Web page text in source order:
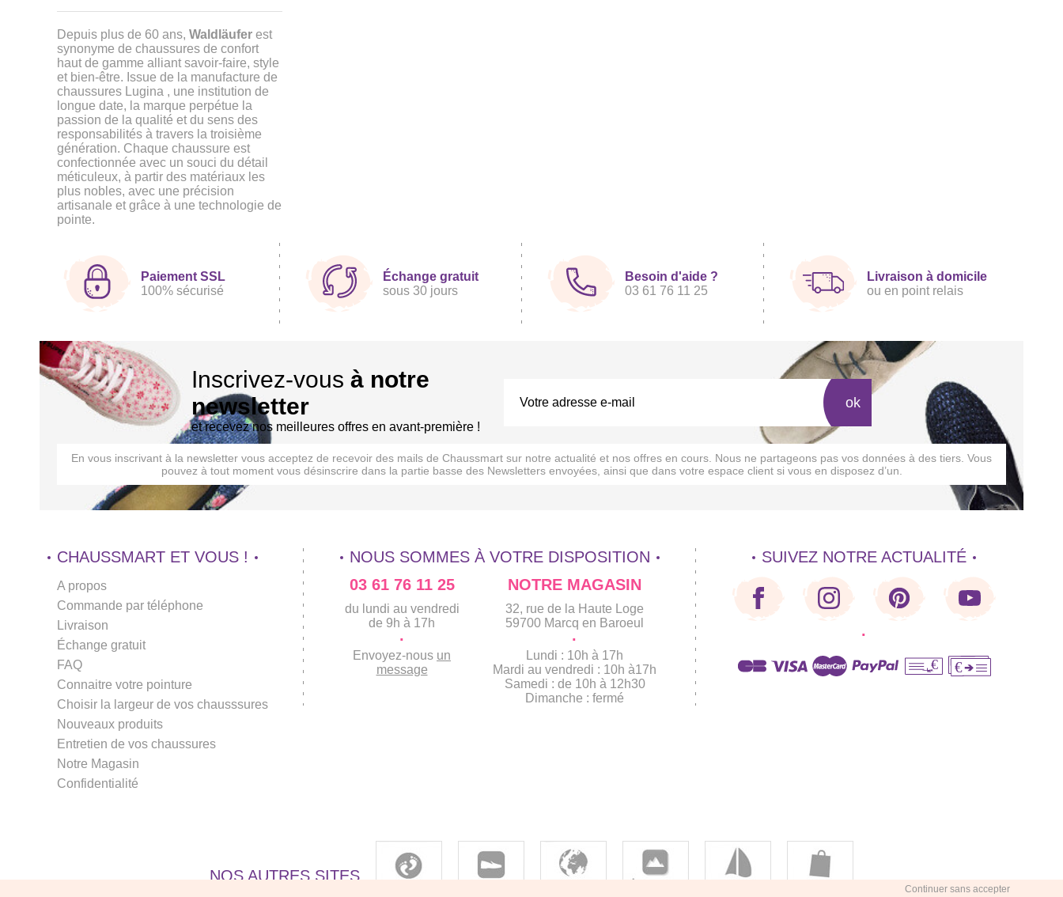
Depuis plus de 60 ans, Waldläufer est
synonyme de chaussures de confort
haut de gamme alliant savoir-faire, style
et bien-être. Issue de la manufacture de
chaussures Lugina , une institution de
longue date, la marque perpétue la
passion de la qualité et du sens des
responsabilités à travers la troisième
génération. Chaque chaussure est
confectionnée avec un souci du détail
méticuleux, à partir des matériaux les
plus nobles, avec une précision
artisanale et grâce à une technologie de
pointe.
Paiement SSL
100% sécurisé
Échange gratuit
sous 30 jours
Besoin d'aide ?
03 61 76 11 25
Livraison à domicile
ou en point relais
Inscrivez-vous à notre
newsletter
et recevez nos meilleures offres en avant-première !
ok
En vous inscrivant à la newsletter vous acceptez de recevoir des mails de Chaussmart sur notre actualité et nos offres en cours. Nous ne partageons pas vos données à des tiers. Vous
pouvez à tout moment vous désinscrire dans la partie basse des Newsletters envoyées, ainsi que dans votre espace client si vous en disposez d’un.
Continuer sans accepter
CHAUSSMART ET VOUS !
A propos
Commande par téléphone
Livraison
Échange gratuit
FAQ
Connaitre votre pointure
Choisir la largeur de vos chausssures
Nouveaux produits
Entretien de vos chaussures
Notre Magasin
Confidentialité
NOUS SOMMES À VOTRE DISPOSITION
03 61 76 11 25
du lundi au vendredi
de 9h à 17h
·
Envoyez-nous un
message
NOTRE MAGASIN
32, rue de la Haute Loge
59700 Marcq en Baroeul
·
Lundi : 10h à 17h
Mardi au vendredi : 10h à17h
Samedi : de 10h à 12h30
Dimanche : fermé
SUIVEZ NOTRE ACTUALITÉ
·
€ €
NOS AUTRES SITES